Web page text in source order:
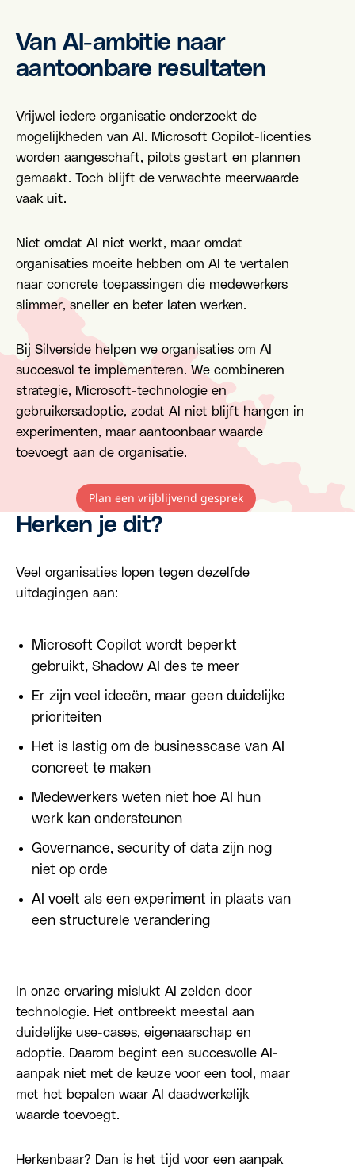
Van AI-ambitie naar
aantoonbare resultaten
Vrijwel iedere organisatie onderzoekt de
mogelijkheden van AI. Microsoft Copilot-licenties
worden aangeschaft, pilots gestart en plannen
gemaakt. Toch blijft de verwachte meerwaarde
vaak uit.
Niet omdat AI niet werkt, maar omdat
organisaties moeite hebben om AI te vertalen
naar concrete toepassingen die medewerkers
slimmer, sneller en beter laten werken.
Bij Silverside helpen we organisaties om AI
succesvol te implementeren. We combineren
strategie, Microsoft-technologie en
gebruikersadoptie, zodat AI niet blijft hangen in
experimenten, maar aantoonbaar waarde
toevoegt aan de organisatie.
Plan een vrijblijvend gesprek
Herken je dit?
Veel organisaties lopen tegen dezelfde
uitdagingen aan:
Microsoft Copilot wordt beperkt
gebruikt, Shadow AI des te meer
Er zijn veel ideeën, maar geen duidelijke
prioriteiten
Het is lastig om de businesscase van AI
concreet te maken
Medewerkers weten niet hoe AI hun
werk kan ondersteunen
Governance, security of data zijn nog
niet op orde
AI voelt als een experiment in plaats van
een structurele verandering
In onze ervaring mislukt AI zelden door
technologie. Het ontbreekt meestal aan
duidelijke use-cases, eigenaarschap en
adoptie. Daarom begint een succesvolle AI-
aanpak niet met de keuze voor een tool, maar
met het bepalen waar AI daadwerkelijk
waarde toevoegt.
Herkenbaar? Dan is het tijd voor een aanpak